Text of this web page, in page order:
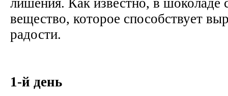
вещество, которое способствует
радости.
1-й день